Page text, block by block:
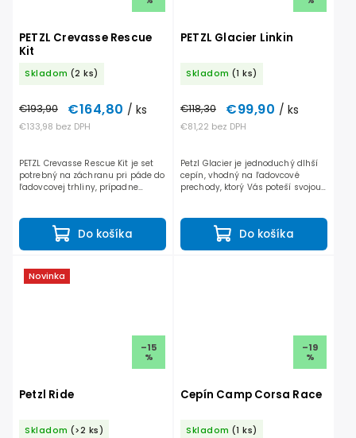
PETZL Crevasse Rescue
Kit
Skladom (2 ks)
€133,98 bez DPH
€193,90 €164,80 / ks
Do košíka
PETZL Crevasse Rescue Kit je set
potrebný na záchranu pri páde do
ľadovcovej trhliny, prípadne
sú vyrazené základné...
PETZL Glacier Linkin
Skladom (1 ks)
€81,22 bez DPH
€118,30 €99,90 / ks
Do košíka
Petzl Glacier je jednoduchý dlhší
cepín, vhodný na ľadovcové
prechody, ktorý Vás poteší svojou
Glacier je pevný...
Novinka
–15
%
Petzl Ride
Skladom (>2 ks)
–19
%
Cepín Camp Corsa Race
Skladom (1 ks)